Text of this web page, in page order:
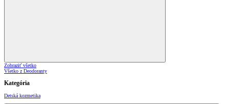
Zobraziť všetko
Všetko z Deodoranty
Kategória
Detská kozmetika